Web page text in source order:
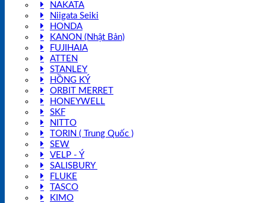
NAKATA
Niigata Seiki
HONDA
KANON (Nhật Bản)
FUJIHAIA
ATTEN
STANLEY
HỒNG KÝ
ORBIT MERRET
HONEYWELL
SKF
NITTO
TORIN ( Trung Quốc )
SEW
VELP - Ý
SALISBURY
FLUKE
TASCO
KIMO